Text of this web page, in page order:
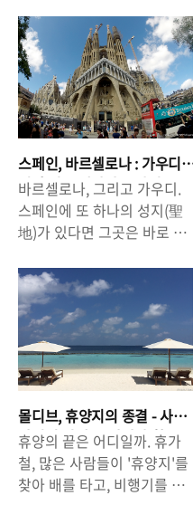
도 쏠쏠합니다. 그래서 오늘
은 '하와이안 빌리지 불꽃놀
이'에 대한 정보를 알려드리
겠습니다. △ 하와이 와이키
키 해변의 볼거리 - 힐튼 하와
이안 빌리지 불꽃 놀이매주
금요일 밤, 해변에서 불꽃놀
이가 펼쳐진
다.https://www.hiltonhaw
a..
곳으로 특히, 스페인 남부의
안달루시아 지방의 론다나 그
라나다 방향으로 여행을 하는
사람들이 잠시 머무는 곳이기
도 하다. 하지만 마드리드가
수도가 되기 이전에는 이곳
'톨레도'가 여러 왕국의 수도
로서의 역할을 하면서 지금의
스페인과 포르투갈이 자리하
고 있는 이베리아반도의 중심
도시였다. 얼핏 보아서는 과
것이 실감나지 않을 수도 있
지만, 구시가 곳곳에 배어있
는 중세시대의 흔적은 톨레도
의 과거가 찬란했음을 짐작케
한다. 마드리드의 혼잡함을
떠나 톨레도에 들른다면 톨레
도의 평온함에 매료될 지도
모른다. 관광객들이 많이 찾
는 작은 중세도시라고는 하지
만 결코 구시가는 붐비..
스페인, 바르셀로나 : 가우디
의 흔적을 따라가는 발걸음.
바르셀로나, 그리고 가우디.
스페인에 또 하나의 성지(聖
地)가 있다면 그곳은 바로 바
는 수 많은 볼거리들이 즐비
해 있지만 그 중에서도 가우
디의 숨결이 깃들어 있는 '가
우디 건축물'을 둘러보는 일
을 빼 놓을 수 없다. 굳이 건축
학도가 아니더라도, 바르셀로
나를 방문하면서 가우디가 남
겨 놓은 건축물을 그냥 지나
칠 수는 없는 노릇이다. 19세
기에서 20세기에 걸쳐 왕성
한 활동을 했던 천재 건축가.
몰디브, 휴양지의 종결 - 사
라지기 전에 꼭 가봐야 할 그
곳, 몰디브(Maldives).
휴양의 끝은 어디일까. 휴가
철, 많은 사람들이 '휴양지'를
찾아 배를 타고, 비행기를 타